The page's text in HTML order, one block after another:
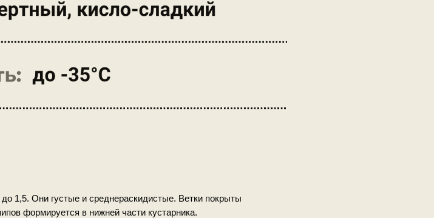
1,5. Они густые и среднераскидистые. Ветки покрыты
формируется в нижней части кустарника.